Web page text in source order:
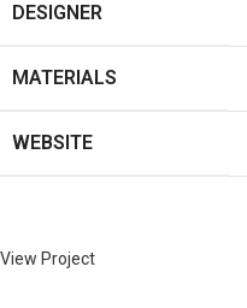
DESIGNER
MATERIALS
WEBSITE
View Project